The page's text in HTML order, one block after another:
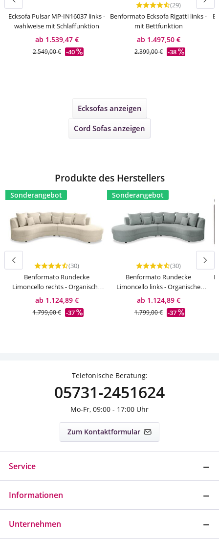
Ecksofa Pulsar MP-IN16037 links -
wahlweise mit Schlaffunktion
ab 1.539,47 €
2.549,00 € -40
Durchschnittliche
(29)
Benformato Ecksofa Rigatti links -
mit Bettfunktion
ab 1.497,50 €
2.399,00 € -38
Ecksofas anzeigen
Cord Sofas anzeigen
Produkte des Herstellers
Sonderangebot
Durchschnittliche Bewertung von 4.83 von 5 Sternen
(30)
Benformato Rundecke
Limoncello rechts - Organische
Form
ab 1.124,89 €
1.799,00 € -37
Sonderangebot
Durchschnittliche
(30)
Benformato Rundecke
Limoncello links - Organische
Form
ab 1.124,89 €
1.799,00 € -37
Telefonische Beratung:
05731-2451624
Mo-Fr, 09:00 - 17:00 Uhr
Zum Kontaktformular
Service
Informationen
Unternehmen